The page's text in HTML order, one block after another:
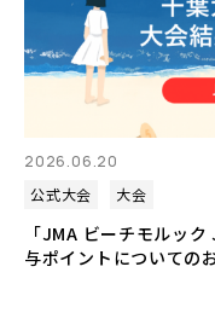
2026.06.20
公式大会
大会
「JMA ビーチモルッ
与ポイントについての